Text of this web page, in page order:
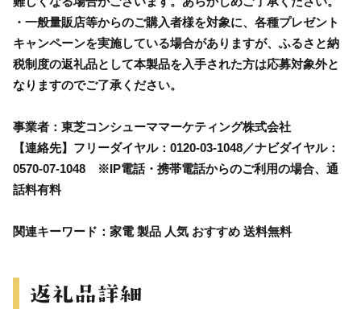
・一般量販店等からのご購入者様を対象に、各種プレゼント
キャンペーンを実施している場合がありますが、ふるさと納
税制度の返礼品として本製品を入手された方は応募対象外と
なりますのでご了承ください。
事業者：東芝コンシューママーケティング株式会社
【連絡先】フリーダイヤル：0120-03-1048／ナビダイヤル：
0570-07-1048 ※IP電話・携帯電話からのご利用の場合、通
話料有料
関連キーワード：家電 製品 人気 おすすめ 送料無料